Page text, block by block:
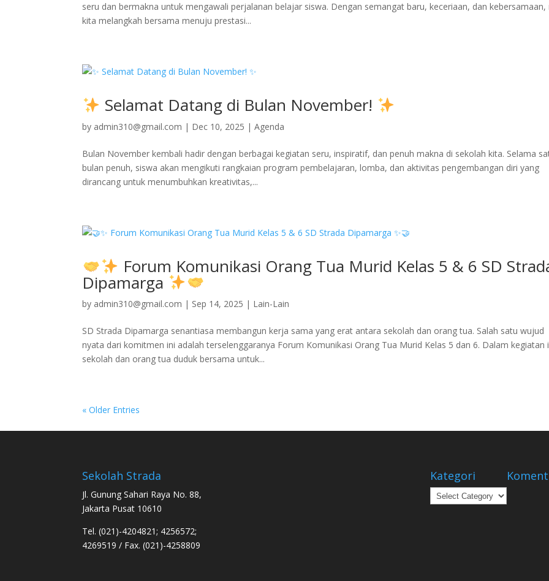
seru dan bermakna untuk mengawali perjalanan belajar siswa. Dengan semangat baru, keceriaan, dan kebersamaan,
kita melangkah bersama menuju prestasi...
Selamat Datang di Bulan November!
by admin310@gmail.com | Dec 10, 2025 |Agenda
Bulan November kembali hadir dengan berbagai kegiatan seru, inspiratif, dan penuh makna di sekolah kita. Selama
bulan penuh, siswa akan mengikuti rangkaian program pembelajaran, lomba, dan aktivitas pengembangan diri yang
dirancang untuk menumbuhkan kreativitas,...
Forum Komunikasi Orang Tua Murid Kelas 5 & 6 SD
Dipamarga
by admin310@gmail.com | Sep 14, 2025 | Lain-Lain
SD Strada Dipamarga senantiasa membangun kerja sama yang erat antara sekolah dan orang tua. Salah satu wujud
nyata dari komitmen ini adalah terselenggaranya Forum Komunikasi Orang Tua Murid Kelas 5 dan 6. Dalam kegiatan
sekolah dan orang tua duduk bersama untuk...
« Older Entries
Sekolah Strada
Jl. Gunung Sahari Raya No. 88,
Jakarta Pusat 10610
Tel. (021)-4204821; 4256572;
4269519 / Fax. (021)-4258809
Kategori
Kategori